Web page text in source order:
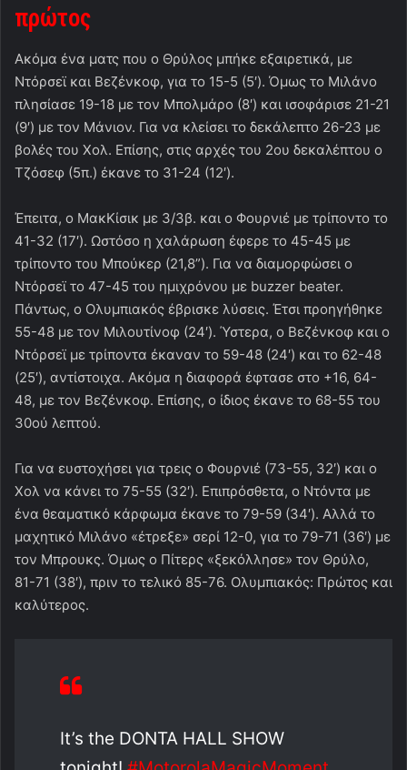
πρώτος
Ακόμα ένα ματς που ο Θρύλος μπήκε εξαιρετικά, με
Ντόρσεϊ και Βεζένκοφ, για το 15-5 (5′). Όμως το Μιλάνο
πλησίασε 19-18 με τον Μπολμάρο (8′) και ισοφάρισε 21-21
(9′) με τον Μάνιον. Για να κλείσει το δεκάλεπτο 26-23 με
βολές του Χολ. Επίσης, στις αρχές του 2ου δεκαλέπτου ο
Τζόσεφ (5π.) έκανε το 31-24 (12′).
Έπειτα, ο ΜακΚίσικ με 3/3β. και ο Φουρνιέ με τρίποντο το
41-32 (17′). Ωστόσο η χαλάρωση έφερε το 45-45 με
τρίποντο του Μπούκερ (21,8”). Για να διαμορφώσει ο
Ντόρσεϊ το 47-45 του ημιχρόνου με buzzer beater.
Πάντως, ο Ολυμπιακός έβρισκε λύσεις. Έτσι προηγήθηκε
55-48 με τον Μιλουτίνοφ (24′). Ύστερα, ο Βεζένκοφ και ο
Ντόρσεϊ με τρίποντα έκαναν το 59-48 (24′) και το 62-48
(25′), αντίστοιχα. Ακόμα η διαφορά έφτασε στο +16, 64-
48, με τον Βεζένκοφ. Επίσης, ο ίδιος έκανε το 68-55 του
30ού λεπτού.
Για να ευστοχήσει για τρεις ο Φουρνιέ (73-55, 32′) και ο
Χολ να κάνει το 75-55 (32′). Επιπρόσθετα, ο Ντόντα με
ένα θεαματικό κάρφωμα έκανε το 79-59 (34′). Αλλά το
μαχητικό Μιλάνο «έτρεξε» σερί 12-0, για το 79-71 (36′) με
τον Μπρουκς. Όμως ο Πίτερς «ξεκόλλησε» τον Θρύλο,
81-71 (38′), πριν το τελικό 85-76. Ολυμπιακός: Πρώτος και
καλύτερος.
It’s the DONTA HALL SHOW